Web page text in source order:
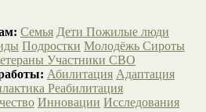
Семья Дети Пожилые люди
Подростки Молодёжь Сироты
Участники СВО
Абилитация Адаптация
Реабилитация
Инновации Исследования